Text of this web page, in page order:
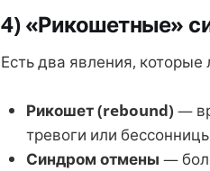
4) «Рикошетные»
Есть два явления, которые
Рикошет (rebound) —
тревоги или
Синдром отмены —